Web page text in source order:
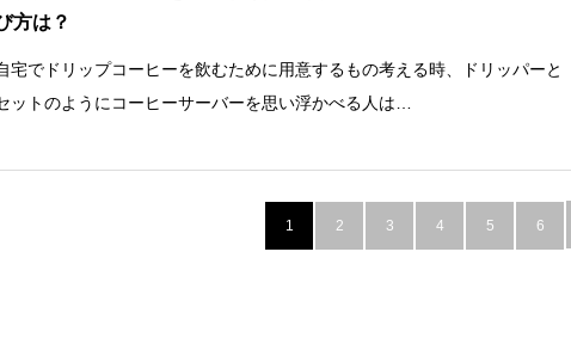
方は？
宅でドリップコーヒーを飲むために用意するもの考える時、ドリッパーと
ットのようにコーヒーサーバーを思い浮かべる人は…
1 2 3 4 5 6